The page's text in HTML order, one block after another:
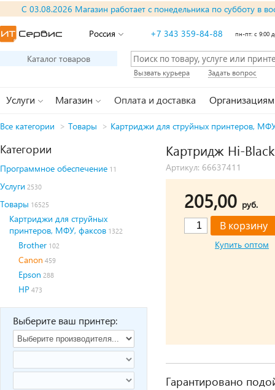
С 03.08.2026 Магазин работает с понедельника по субботу в
Россия +7 343 359-84-88 пн-пт: с 9:00
Каталог товаров
Вызвать курьера Задать вопрос
Услуги Магазин Оплата и доставка Организациям
Все категории > Товары > Картриджи для струйных принтеров,
Категории
Программное обеспечение 11
Услуги 2530
Товары 16525
Картриджи для струйных
принтеров, МФУ, факсов 1322
Brother 102
Canon 459
Epson 288
HP 473
Выберите ваш принтер:
Картридж Hi-
Артикул: 66637411
205,00 руб.
Купить оптом
Гарантировано